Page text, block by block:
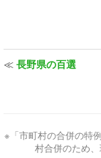
≪ 長野県の百選
※「市町村の合併の特
村合併のため